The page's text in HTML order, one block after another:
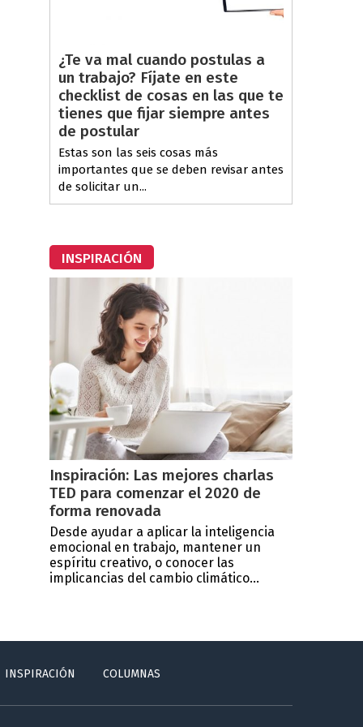
¿Te va mal cuando postulas a
un trabajo? Fíjate en este
checklist de cosas en las que te
tienes que fijar siempre antes
de postular
Estas son las seis cosas más
importantes que se deben revisar antes
de solicitar un...
INSPIRACIÓN
Inspiración: Las mejores charlas
TED para comenzar el 2020 de
forma renovada
Desde ayudar a aplicar la inteligencia
emocional en trabajo, mantener un
espíritu creativo, o conocer las
implicancias del cambio climático...
INSPIRACIÓN COLUMNAS